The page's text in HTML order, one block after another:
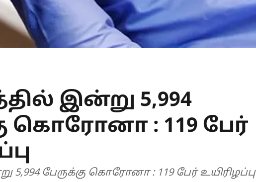
இன்று 5,994
கொரோனா : 119 பேர்
5,994 பேருக்கு கொரோனா : 119 பேர் உயிரிழப்பு